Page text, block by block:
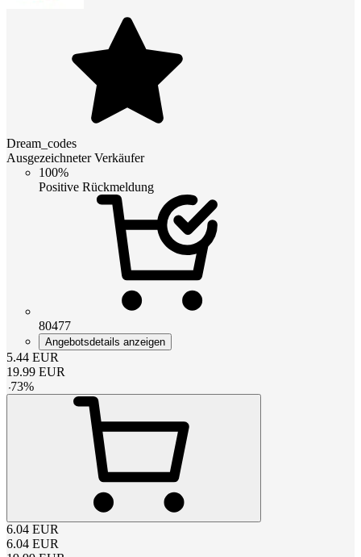
Dream_codes
Ausgezeichneter Verkäufer
100%
Positive Rückmeldung
80477
Angebotsdetails anzeigen
5.44 EUR
19.99 EUR
-73%
6.04 EUR
6.04 EUR